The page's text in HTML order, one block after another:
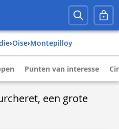
› oise› montepilloy
Punten van interesse
een grote